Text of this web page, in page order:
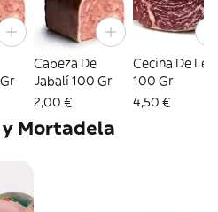
Cabeza De
Jabalí 100 Gr
2,00 €
Cecina De
100 Gr
4,50 €
y Mortadela